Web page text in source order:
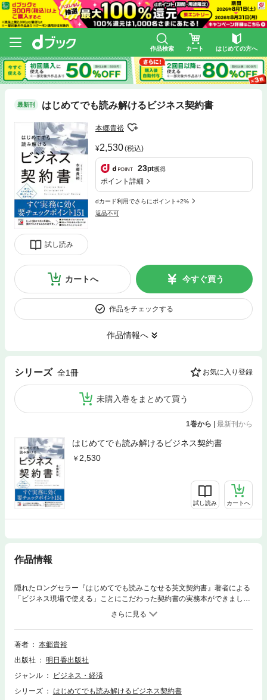
作品検索 カート はじめての方へ
最新刊 はじめてでも読み解けるビジネス契約書
試し読み
本郷貴裕
2,530(税込)
23pt獲得
ポイント詳細
dカード利用でさらにポイント+2%
返品不可
カートへ 今すぐ買う
作品をチェックする
作品情報へ
シリーズ 全1冊 お気に入り登録
未購入巻をまとめて買う
1巻から | 最新刊から
はじめてでも読み解けるビジネス契約書
2,530
試し読み カートへ
作品情報
隠れたロングセラー『はじめてでも読みこなせる英文契約書』著者による
「ビジネス現場で使える」ことにこだわった契約書の実務本ができまし
た。■「法務に回す」前に、読み解き交渉できる知識を持っておきたい営
業パースンに、■現場に頼りにされる法務部パースンに自社に不利になら
ず、正しくスピーディーに事業を回していくための契約の結び方、チェッ
クの仕方を教えます。■本書で学ぶことで得られるもの「契約書を適切に
方法があります。①「自社に不利な条文」に気が付けるようになる。これ
ができないと、不利な内容のまま契約を結ぶことになり、結果として自社
るためには、自社に不利となる条文の具体例に数多く触れるのがよいでし
著者
本郷貴裕
出版社
明日香出版社
ジャンル
ビジネス・経済
シリーズ
はじめてでも読み解けるビジネス契約書